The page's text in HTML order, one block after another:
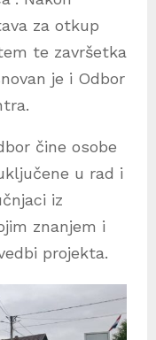
za otkup
te završetka
je i Odbor
čine osobe
u rad i
iz
znanjem i
projekta.